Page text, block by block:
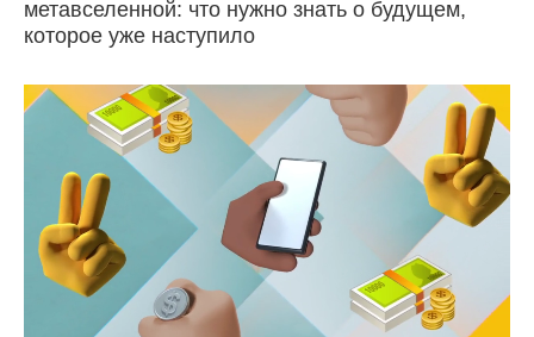
метавселенной: что нужно знать о будущем,
которое уже наступило